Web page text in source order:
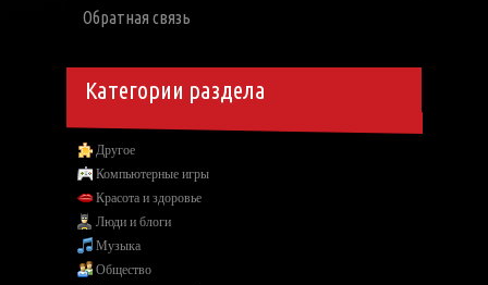
Обратная связь
Категории раздела
Другое
Компьютерные игры
Красота и здоровье
Люди и блоги
Музыка
Общество